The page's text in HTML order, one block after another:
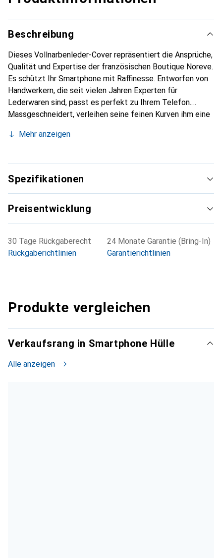
Beschreibung
Dieses Vollnarbenleder-Cover repräsentiert die Ansprüche,
Qualität und Expertise der französischen Boutique Noreve.
Es schützt Ihr Smartphone mit Raffinesse. Entworfen von
Handwerkern, die seit vielen Jahren Experten für
Lederwaren sind, passt es perfekt zu Ihrem Telefon.
Massgeschneidert, verleihen seine feinen Kurven ihm eine
Accessoire Ihres Smartphones. International anerkannt für
sichere Wahl für eine anspruchsvolle Klientel.
Mehr anzeigen
Spezifikationen
Preisentwicklung
30 Tage Rückgaberecht
Rückgaberichtlinien
24 Monate Garantie (Bring-In)
Garantierichtlinien
Produkte vergleichen
Verkaufsrang in Smartphone Hülle
Alle anzeigen